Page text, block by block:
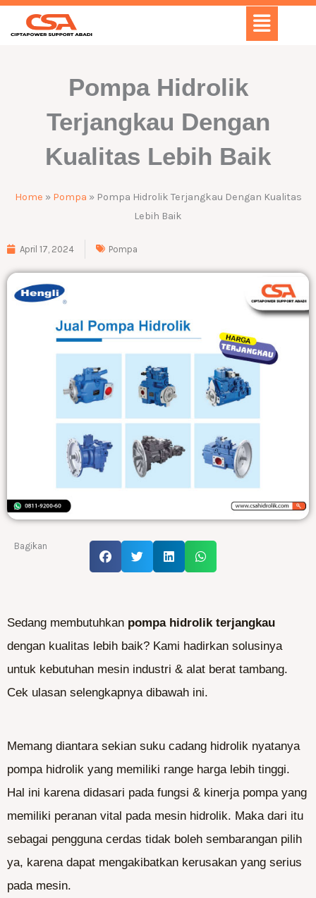
Skip
Menu
Pompa Hidrolik
Terjangkau Dengan
Kualitas Lebih Baik
Home » Pompa » Pompa Hidrolik Terjangkau Dengan Kualitas
Lebih Baik
April 17, 2024 Pompa
Bagikan
Sedang membutuhkan pompa hidrolik terjangkau
dengan kualitas lebih baik? Kami hadirkan solusinya
untuk kebutuhan mesin industri & alat berat tambang.
Cek ulasan selengkapnya dibawah ini.
Memang diantara sekian suku cadang hidrolik nyatanya
pompa hidrolik yang memiliki range harga lebih tinggi.
Hal ini karena didasari pada fungsi & kinerja pompa yang
memiliki peranan vital pada mesin hidrolik. Maka dari itu
sebagai pengguna cerdas tidak boleh sembarangan pilih
ya, karena dapat mengakibatkan kerusakan yang serius
pada mesin.